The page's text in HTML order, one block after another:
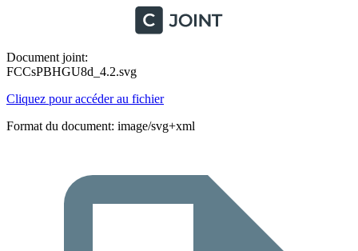
Document joint:
FCCsPBHGU8d_4.2.svg
Cliquez pour accéder au fichier
Format du document: image/svg+xml